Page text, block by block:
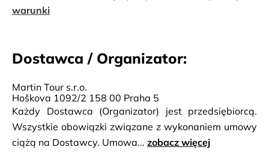
warunki
Dostawca / Organizator:
Martin Tour s.r.o.
Hoškova 1092/2 158 00 Praha 5
Każdy Dostawca (Organizator) jest przedsiębiorcą.
Wszystkie obowiązki związane z wykonaniem umowy
ciążą na Dostawcy. Umowa... zobacz więcej